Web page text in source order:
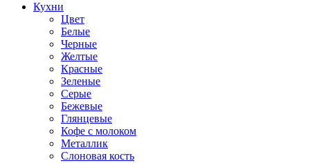
Кухни
Цвет
Белые
Черные
Желтые
Красные
Зеленые
Серые
Бежевые
Глянцевые
Кофе с молоком
Металлик
Слоновая кость